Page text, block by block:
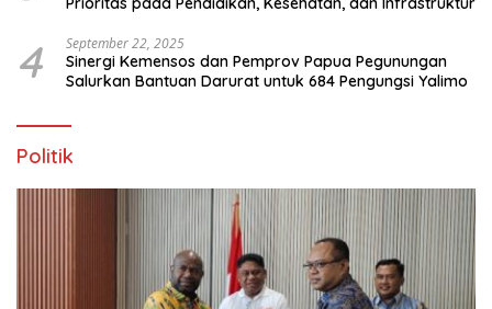
4 September 22, 2025
Sinergi Kemensos dan Pemprov Papua Pegunungan
Salurkan Bantuan Darurat untuk 684 Pengungsi Yalimo
Politik